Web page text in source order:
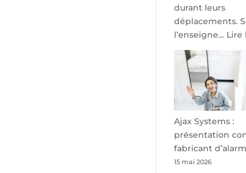
durant leurs
déplacements.
l’enseigne… Lire
Ajax Systems :
présentation
fabricant
15 mai 2026